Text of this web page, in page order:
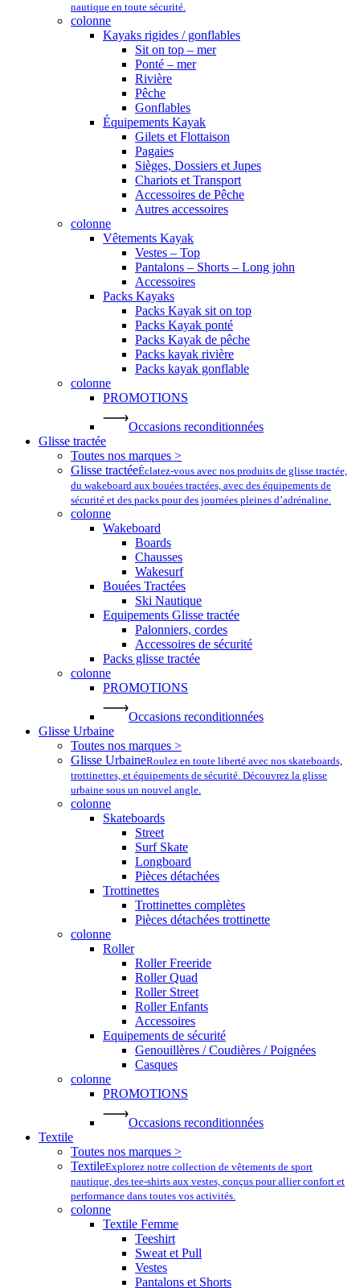
nautique en toute sécurité.
colonne
Kayaks rigides / gonflables
Sit on top – mer
Ponté – mer
Rivière
Pêche
Gonflables
Équipements Kayak
Gilets et Flottaison
Pagaies
Sièges, Dossiers et Jupes
Chariots et Transport
Accessoires de Pêche
Autres accessoires
colonne
Vêtements Kayak
Vestes – Top
Pantalons – Shorts – Long john
Accessoires
Packs Kayaks
Packs Kayak sit on top
Packs Kayak ponté
Packs Kayak de pêche
Packs kayak rivière
Packs kayak gonflable
colonne
PROMOTIONS
Occasions reconditionnées
Glisse tractée
Toutes nos marques >
Glisse tractéeÉclatez-vous avec nos produits de glisse tractée,
du wakeboard aux bouées tractées, avec des équipements de
sécurité et des packs pour des journées pleines d’adrénaline.
colonne
Wakeboard
Boards
Chausses
Wakesurf
Bouées Tractées
Ski Nautique
Equipements Glisse tractée
Palonniers, cordes
Accessoires de sécurité
Packs glisse tractée
colonne
PROMOTIONS
Occasions reconditionnées
Glisse Urbaine
Toutes nos marques >
Glisse UrbaineRoulez en toute liberté avec nos skateboards,
trottinettes, et équipements de sécurité. Découvrez la glisse
urbaine sous un nouvel angle.
colonne
Skateboards
Street
Surf Skate
Longboard
Pièces détachées
Trottinettes
Trottinettes complètes
Pièces détachées trottinette
colonne
Roller
Roller Freeride
Roller Quad
Roller Street
Roller Enfants
Accessoires
Equipements de sécurité
Genouillères / Coudières / Poignées
Casques
colonne
PROMOTIONS
Occasions reconditionnées
Textile
Toutes nos marques >
TextileExplorez notre collection de vêtements de sport
nautique, des tee-shirts aux vestes, conçus pour allier confort et
performance dans toutes vos activités.
colonne
Textile Femme
Teeshirt
Sweat et Pull
Vestes
Pantalons et Shorts